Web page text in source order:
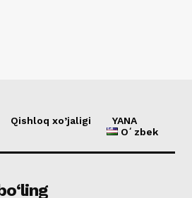
Qishloq xo’jaligi
YANA
Oʻzbek